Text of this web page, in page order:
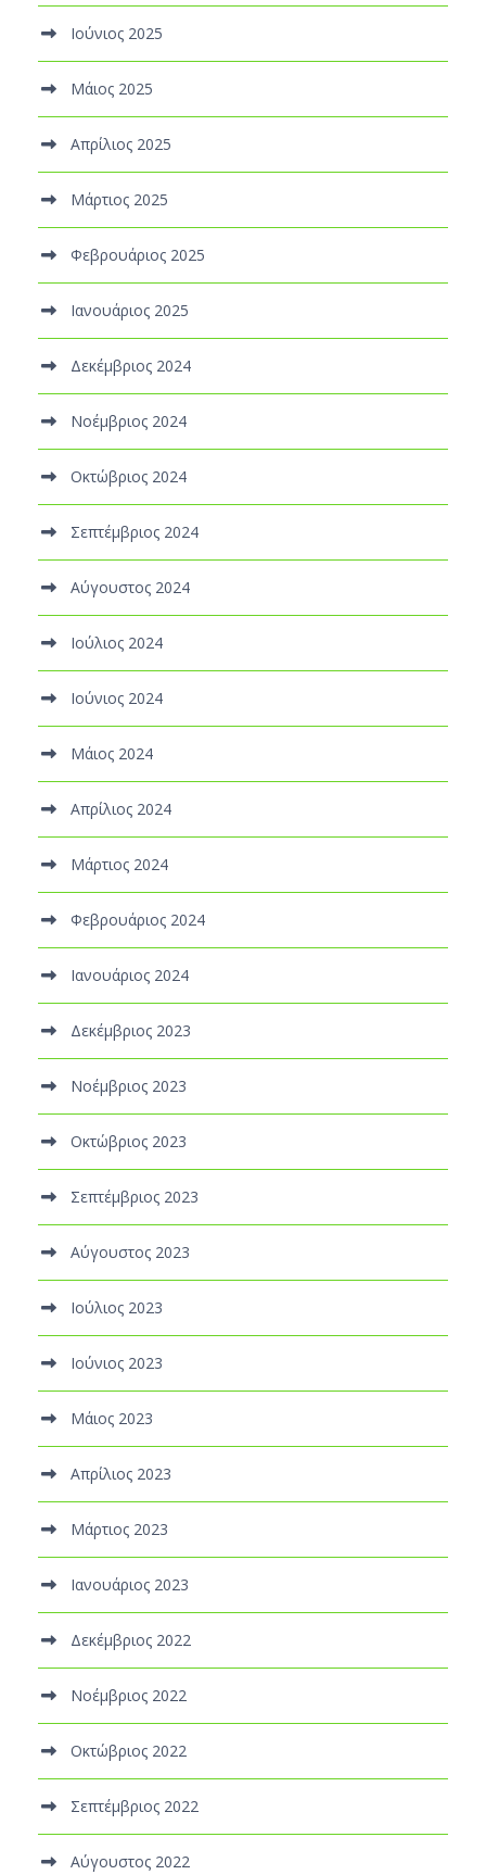
Ιούνιος 2025
Μάιος 2025
Απρίλιος 2025
Μάρτιος 2025
Φεβρουάριος 2025
Ιανουάριος 2025
Δεκέμβριος 2024
Νοέμβριος 2024
Οκτώβριος 2024
Σεπτέμβριος 2024
Αύγουστος 2024
Ιούλιος 2024
Ιούνιος 2024
Μάιος 2024
Απρίλιος 2024
Μάρτιος 2024
Φεβρουάριος 2024
Ιανουάριος 2024
Δεκέμβριος 2023
Νοέμβριος 2023
Οκτώβριος 2023
Σεπτέμβριος 2023
Αύγουστος 2023
Ιούλιος 2023
Ιούνιος 2023
Μάιος 2023
Απρίλιος 2023
Μάρτιος 2023
Ιανουάριος 2023
Δεκέμβριος 2022
Νοέμβριος 2022
Οκτώβριος 2022
Σεπτέμβριος 2022
Αύγουστος 2022